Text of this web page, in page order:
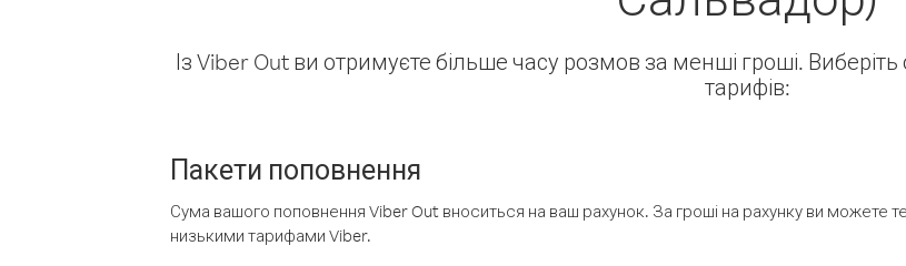
Із Viber Out ви отримуєте більше часу розмов за менші гроші.
тарифів:
Пакети поповнення
Сума вашого поповнення Viber Out вноситься на ваш рахунок. За гроші на рахунку ви можете
низькими тарифами Viber.